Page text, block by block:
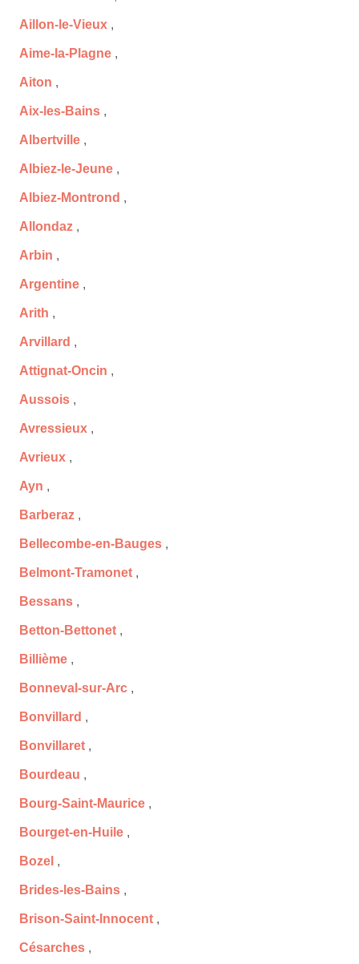
Aillon-le-Vieux ,
Aime-la-Plagne ,
Aiton ,
Aix-les-Bains ,
Albertville ,
Albiez-le-Jeune ,
Albiez-Montrond ,
Allondaz ,
Arbin ,
Argentine ,
Arith ,
Arvillard ,
Attignat-Oncin ,
Aussois ,
Avressieux ,
Avrieux ,
Ayn ,
Barberaz ,
Bellecombe-en-Bauges ,
Belmont-Tramonet ,
Bessans ,
Betton-Bettonet ,
Billième ,
Bonneval-sur-Arc ,
Bonvillard ,
Bonvillaret ,
Bourdeau ,
Bourg-Saint-Maurice ,
Bourget-en-Huile ,
Bozel ,
Brides-les-Bains ,
Brison-Saint-Innocent ,
Césarches ,